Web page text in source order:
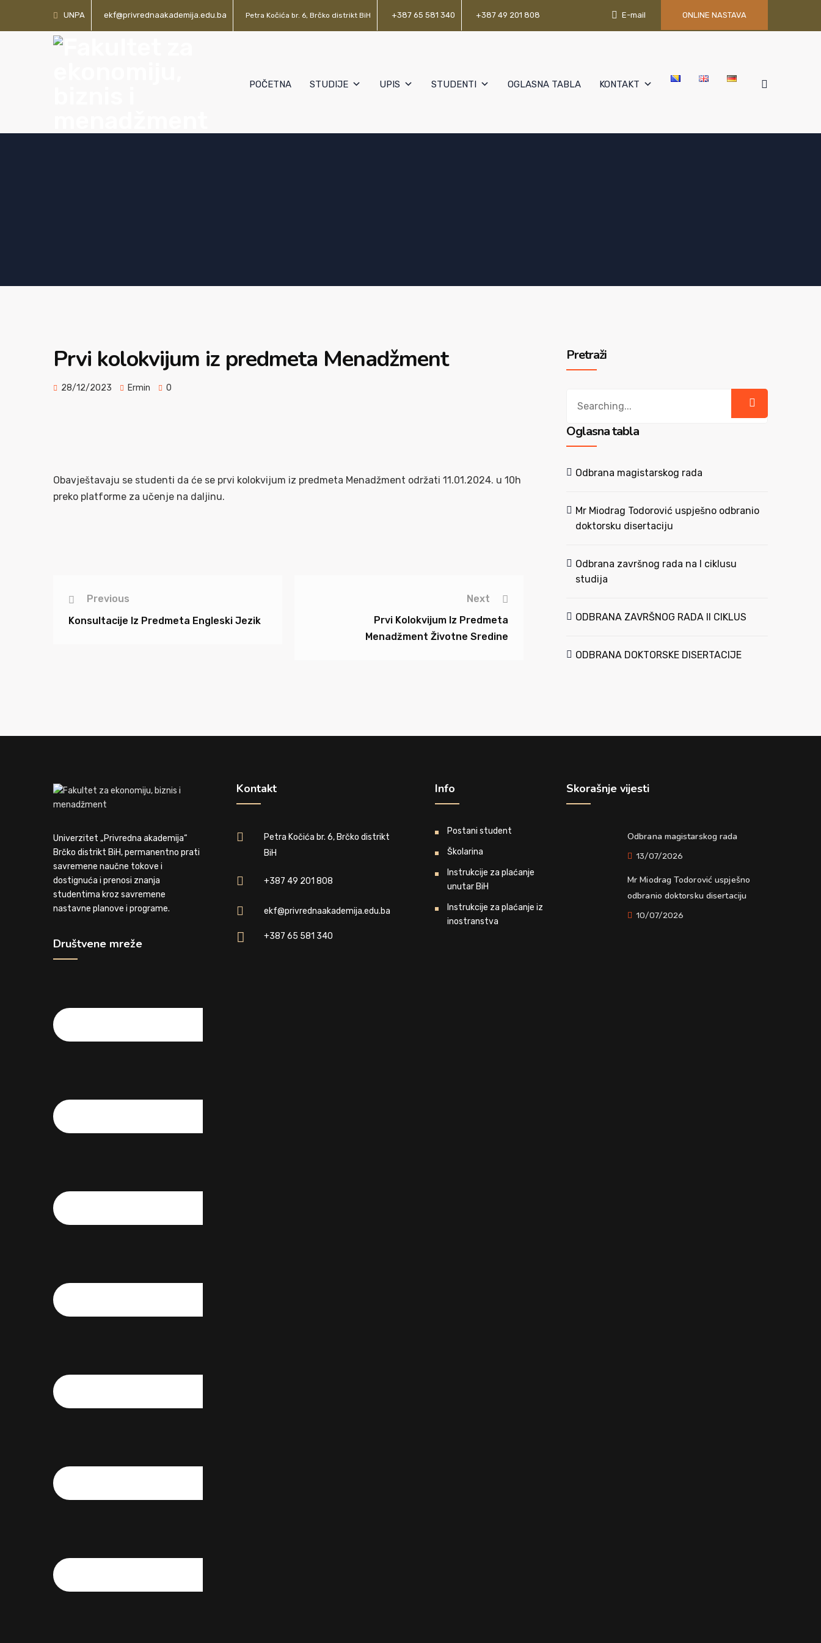
UNPA ekf@privrednaakademija.edu.ba Petra Kočića br. 6, Brčko distrikt BiH +387 65 581 340 +387 49 201 808 E-mail ONLINE NASTAVA
POČETNA STUDIJE UPIS STUDENTI OGLASNA TABLA KONTAKT
Prvi kolokvijum iz predmeta Menadžment
28/12/2023 Ermin 0
Obavještavaju se studenti da će se prvi kolokvijum iz predmeta Menadžment održati 11.01.2024. u 10h
preko platforme za učenje na daljinu.
Previous
Konsultacije Iz Predmeta Engleski Jezik
Next
Prvi Kolokvijum Iz Predmeta
Menadžment Životne Sredine
Pretraži
for:
Oglasna tabla
Odbrana magistarskog rada
Mr Miodrag Todorović uspješno odbranio
doktorsku disertaciju
Odbrana završnog rada na I ciklusu
studija
ODBRANA ZAVRŠNOG RADA II CIKLUS
ODBRANA DOKTORSKE DISERTACIJE
Univerzitet „Privredna akademija“
Brčko distrikt BiH, permanentno prati
savremene naučne tokove i
dostignuća i prenosi znanja
studentima kroz savremene
nastavne planove i programe.
Društvene mreže
Kontakt
Petra Kočića br. 6, Brčko distrikt
BiH
+387 49 201 808
ekf@privrednaakademija.edu.ba
+387 65 581 340
Info
Postani student
Školarina
Instrukcije za plaćanje
unutar BiH
Instrukcije za plaćanje iz
inostranstva
Skorašnje vijesti
Odbrana magistarskog rada
13/07/2026
Mr Miodrag Todorović uspješno
odbranio doktorsku disertaciju
10/07/2026